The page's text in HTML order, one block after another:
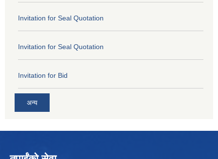
Invitation for Seal Quotation
Invitation for Seal Quotation
Invitation for Bid
अन्य